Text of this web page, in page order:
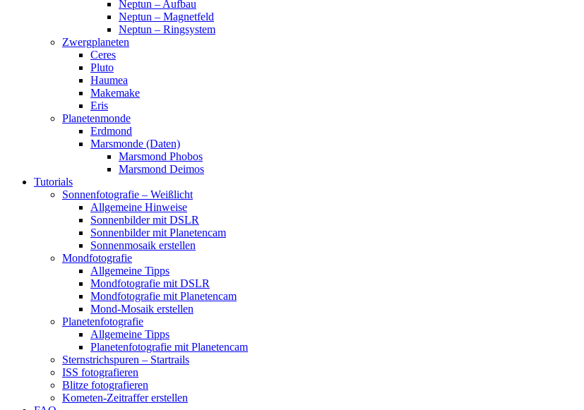
Neptun – Aufbau
Neptun – Magnetfeld
Neptun – Ringsystem
Zwergplaneten
Ceres
Pluto
Haumea
Makemake
Eris
Planetenmonde
Erdmond
Marsmonde (Daten)
Marsmond Phobos
Marsmond Deimos
Tutorials
Sonnenfotografie – Weißlicht
Allgemeine Hinweise
Sonnenbilder mit DSLR
Sonnenbilder mit Planetencam
Sonnenmosaik erstellen
Mondfotografie
Allgemeine Tipps
Mondfotografie mit DSLR
Mondfotografie mit Planetencam
Mond-Mosaik erstellen
Planetenfotografie
Allgemeine Tipps
Planetenfotografie mit Planetencam
Sternstrichspuren – Startrails
ISS fotografieren
Blitze fotografieren
Kometen-Zeitraffer erstellen